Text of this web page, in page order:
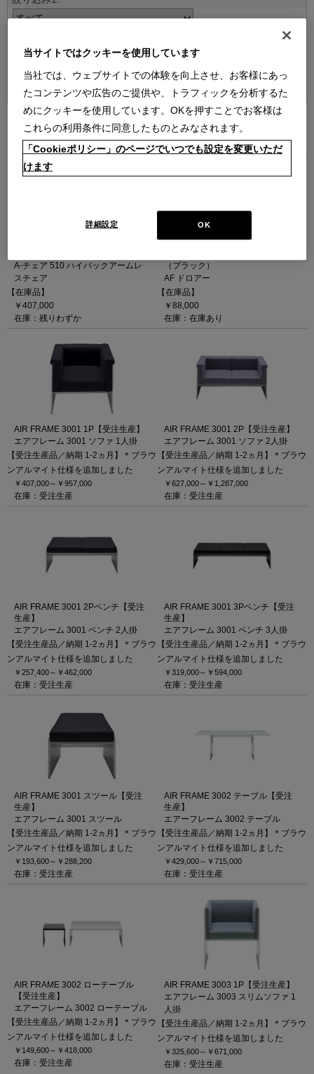
並べ替え：
[1～24件] 153件あります
1 2 3 4
A-チェア 510 ハイバックアームレ
スチェア
【在庫品】
￥407,000
在庫：残りわずか
（ブラック）
AF ドロアー
【在庫品】
￥88,000
在庫：在庫あり
AIR FRAME 3001 1P【受注生産】
エアフレーム 3001 ソファ 1人掛
【受注生産品／納期 1-2ヵ月】＊ブラウ
ンアルマイト仕様を追加しました
￥407,000～ ￥957,000
在庫：受注生産
AIR FRAME 3001 2P【受注生産】
エアフレーム 3001 ソファ 2人掛
【受注生産品／納期 1-2ヵ月】＊ブラウ
ンアルマイト仕様を追加しました
￥627,000～ ￥1,287,000
在庫：受注生産
AIR FRAME 3001 2Pベンチ【受注
生産】
エアフレーム 3001 ベンチ 2人掛
【受注生産品／納期 1-2ヵ月】＊ブラウ
ンアルマイト仕様を追加しました
￥257,400～ ￥462,000
在庫：受注生産
AIR FRAME 3001 3Pベンチ【受注
生産】
エアフレーム 3001 ベンチ 3人掛
【受注生産品／納期 1-2ヵ月】＊ブラウ
ンアルマイト仕様を追加しました
￥319,000～ ￥594,000
在庫：受注生産
AIR FRAME 3001 スツール【受注
生産】
エアフレーム 3001 スツール
【受注生産品／納期 1-2ヵ月】＊ブラウ
ンアルマイト仕様を追加しました
￥193,600～ ￥288,200
在庫：受注生産
AIR FRAME 3002 テーブル【受注
生産】
エアーフレーム 3002 テーブル
【受注生産品／納期 1-2ヵ月】＊ブラウ
ンアルマイト仕様を追加しました
￥429,000～ ￥715,000
在庫：受注生産
AIR FRAME 3002 ローテーブル
【受注生産】
エアーフレーム 3002 ローテーブル
【受注生産品／納期 1-2ヵ月】＊ブラウ
ンアルマイト仕様を追加しました
￥149,600～ ￥418,000
在庫：受注生産
AIR FRAME 3003 1P【受注生産】
エアフレーム 3003 スリムソファ 1
人掛
【受注生産品／納期 1-2ヵ月】＊ブラウ
ンアルマイト仕様を追加しました
￥325,600～ ￥671,000
在庫：受注生産
当サイトではクッキーを使用しています
当社では、ウェブサイトでの体験を向上させ、お客様にあっ
たコンテンツや広告のご提供や、トラフィックを分析するた
めにクッキーを使用しています。OKを押すことでお客様は
これらの利用条件に同意したものとみなされます。
「Cookieポリシー」のページでいつでも設定を変更いただ
けます
OK
詳細設定